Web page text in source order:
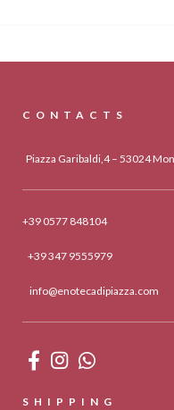
CONTACTS
Piazza Garibaldi,4 – 53024
+39 0577 848104
+39 347 9555979
info@enotecadipiazza.com
SHIPPING